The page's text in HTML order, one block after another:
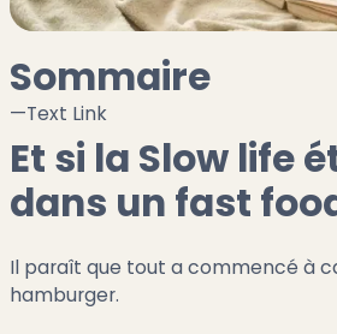
Sommaire
—Text Link
Et si la Slow life
dans un fast
Il paraît que tout a commencé à
hamburger.